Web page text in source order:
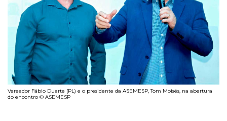
Vereador Fábio Duarte (PL) e o presidente da ASEMESP, Tom Moisés, na abertura
do encontro © ASEMESP